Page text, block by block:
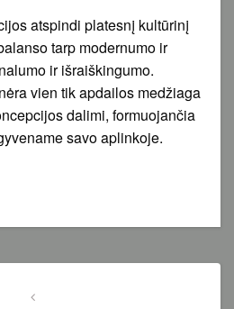
atspindi platesnį kultūrinį
tarp modernumo ir
ir išraiškingumo.
vien tik apdailos medžiaga
dalimi, formuojančia
savo aplinkoje.
Previous